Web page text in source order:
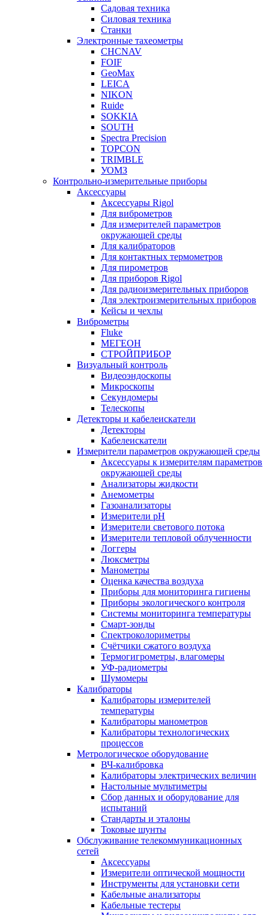
Садовая техника
Силовая техника
Станки
Электронные тахеометры
CHCNAV
FOIF
GeoMax
LEICA
NIKON
Ruide
SOKKIA
SOUTH
Spectra Precision
TOPCON
TRIMBLE
УОМЗ
Контрольно-измерительные приборы
Аксессуары
Аксессуары Rigol
Для виброметров
Для измерителей параметров
окружающей среды
Для калибраторов
Для контактных термометров
Для пирометров
Для приборов Rigol
Для радиоизмерительных приборов
Для электроизмерительных приборов
Кейсы и чехлы
Виброметры
Fluke
МЕГЕОН
СТРОЙПРИБОР
Визуальный контроль
Видеоэндоскопы
Микроскопы
Секундомеры
Телескопы
Детекторы и кабелеискатели
Детекторы
Кабелеискатели
Измерители параметров окружающей среды
Аксессуары к измерителям параметров
окружающей среды
Анализаторы жидкости
Анемометры
Газоанализаторы
Измерители pH
Измерители светового потока
Измерители тепловой облученности
Логгеры
Люксметры
Манометры
Оценка качества воздуха
Приборы для мониторинга гигиены
Приборы экологического контроля
Системы мониторинга температуры
Смарт-зонды
Спектроколориметры
Счётчики сжатого воздуха
Термогигрометры, влагомеры
УФ-радиометры
Шумомеры
Калибраторы
Калибраторы измерителей
температуры
Калибраторы манометров
Калибраторы технологических
процессов
Метрологическое оборудование
ВЧ-калибровка
Калибраторы электрических величин
Настольные мультиметры
Сбор данных и оборудование для
испытаний
Стандарты и эталоны
Токовые шунты
Обслуживание телекоммуникационных
сетей
Аксессуары
Измерители оптической мощности
Инструменты для установки сети
Кабельные анализаторы
Кабельные тестеры